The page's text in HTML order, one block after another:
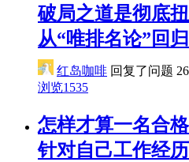
破局之道是彻底
从“唯排名论”回
红岛咖啡 回复了问题
浏览1535
怎样才算一名合
针对自己工作经